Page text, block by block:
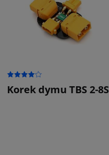
Korek dymu TBS 2-8S